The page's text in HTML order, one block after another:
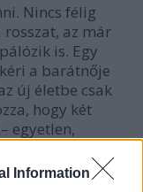
Information
Nincs félig
az már
is. Egy
a barátnője
új életbe csak
hogy két
egyetlen,
saját maga
befejeztével